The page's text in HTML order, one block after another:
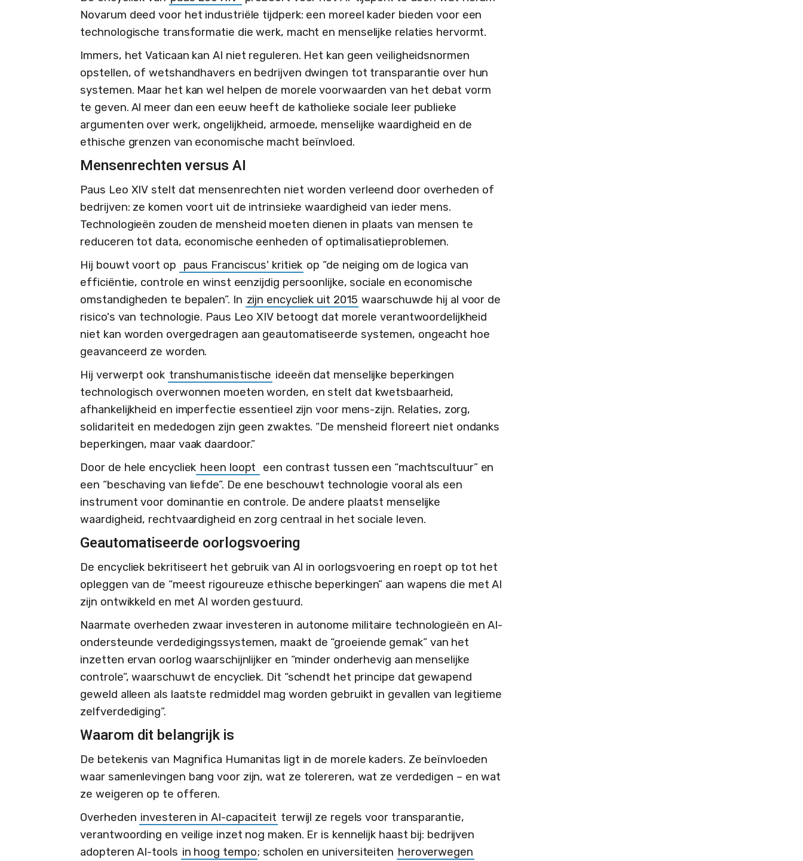
Novarum deed voor het industriële tijdperk: een moreel kader bieden voor een
technologische transformatie die werk, macht en menselijke relaties hervormt.
Immers, het Vaticaan kan AI niet reguleren. Het kan geen veiligheidsnormen
opstellen, of wetshandhavers en bedrijven dwingen tot transparantie over hun
systemen. Maar het kan wel helpen de morele voorwaarden van het debat vorm
te geven. Al meer dan een eeuw heeft de katholieke sociale leer publieke
argumenten over werk, ongelijkheid, armoede, menselijke waardigheid en de
ethische grenzen van economische macht beïnvloed.
Mensenrechten versus AI
Paus Leo XIV stelt dat mensenrechten niet worden verleend door overheden of
bedrijven: ze komen voort uit de intrinsieke waardigheid van ieder mens.
Technologieën zouden de mensheid moeten dienen in plaats van mensen te
reduceren tot data, economische eenheden of optimalisatieproblemen.
Hij bouwt voort op
paus Franciscus' kritiek op “de neiging om de logica van
efficiëntie, controle en winst eenzijdig persoonlijke, sociale en economische
omstandigheden te bepalen”. In zijn encycliek uit 2015 waarschuwde hij al voor de
risico's van technologie. Paus Leo XIV betoogt dat morele verantwoordelijkheid
niet kan worden overgedragen aan geautomatiseerde systemen, ongeacht hoe
geavanceerd ze worden.
Hij verwerpt ook transhumanistische ideeën dat menselijke beperkingen
technologisch overwonnen moeten worden, en stelt dat kwetsbaarheid,
afhankelijkheid en imperfectie essentieel zijn voor mens-zijn. Relaties, zorg,
solidariteit en mededogen zijn geen zwaktes. “De mensheid floreert niet ondanks
beperkingen, maar vaak daardoor.”
Door de hele encycliek heen loopt
een contrast tussen een “machtscultuur” en
een “beschaving van liefde”. De ene beschouwt technologie vooral als een
instrument voor dominantie en controle. De andere plaatst menselijke
waardigheid, rechtvaardigheid en zorg centraal in het sociale leven.
Geautomatiseerde oorlogsvoering
De encycliek bekritiseert het gebruik van AI in oorlogsvoering en roept op tot het
opleggen van de “meest rigoureuze ethische beperkingen” aan wapens die met AI
zijn ontwikkeld en met AI worden gestuurd.
Naarmate overheden zwaar investeren in autonome militaire technologieën en AI-
ondersteunde verdedigingssystemen, maakt de “groeiende gemak” van het
inzetten ervan oorlog waarschijnlijker en “minder onderhevig aan menselijke
controle”, waarschuwt de encycliek. Dit “schendt het principe dat gewapend
geweld alleen als laatste redmiddel mag worden gebruikt in gevallen van legitieme
zelfverdediging”.
Waarom dit belangrijk is
De betekenis van Magnifica Humanitas ligt in de morele kaders. Ze beïnvloeden
waar samenlevingen bang voor zijn, wat ze tolereren, wat ze verdedigen – en wat
ze weigeren op te offeren.
Overheden investeren in AI-capaciteit terwijl ze regels voor transparantie,
verantwoording en veilige inzet nog maken. Er is kennelijk haast bij: bedrijven
adopteren AI-tools in hoog tempo; scholen en universiteiten heroverwegen